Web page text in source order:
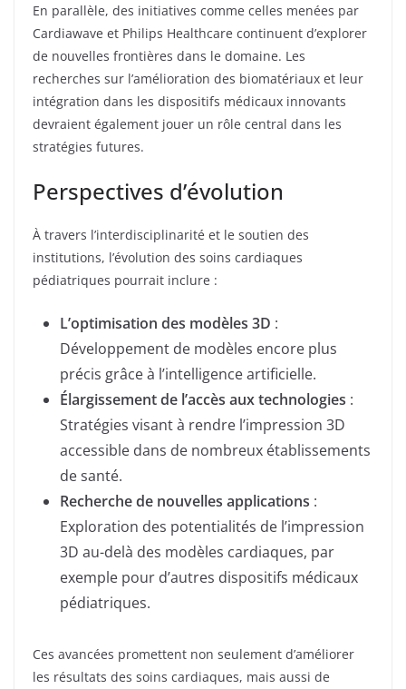
En parallèle, des initiatives comme celles menées par
Cardiawave et Philips Healthcare continuent d’explorer
de nouvelles frontières dans le domaine. Les
recherches sur l’amélioration des biomatériaux et leur
intégration dans les dispositifs médicaux innovants
devraient également jouer un rôle central dans les
stratégies futures.
Perspectives d’évolution
À travers l’interdisciplinarité et le soutien des
institutions, l’évolution des soins cardiaques
pédiatriques pourrait inclure :
L’optimisation des modèles 3D :
Développement de modèles encore plus
précis grâce à l’intelligence artificielle.
Élargissement de l’accès aux technologies :
Stratégies visant à rendre l’impression 3D
accessible dans de nombreux établissements
de santé.
Recherche de nouvelles applications :
Exploration des potentialités de l’impression
3D au-delà des modèles cardiaques, par
exemple pour d’autres dispositifs médicaux
pédiatriques.
Ces avancées promettent non seulement d’améliorer
les résultats des soins cardiaques, mais aussi de